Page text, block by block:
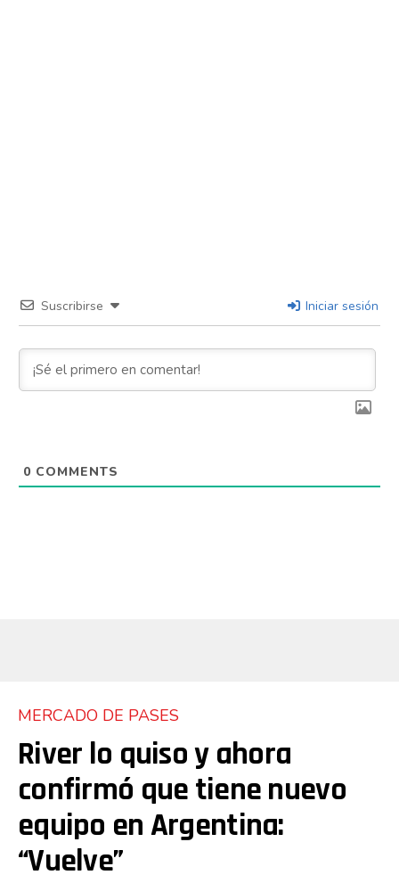
Suscribirse Iniciar sesión
0 COMMENTS
MERCADO DE PASES
River lo quiso y ahora
confirmó que tiene nuevo
equipo en Argentina:
“Vuelve”